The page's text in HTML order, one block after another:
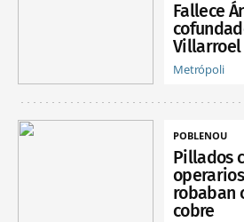
Fallece
Villarroel
Metrópoli
POBLENOU
Pillados
robaban
cobre